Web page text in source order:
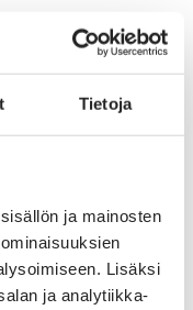
Tietoja
ja mainosten
Lisäksi
ja analytiikka-